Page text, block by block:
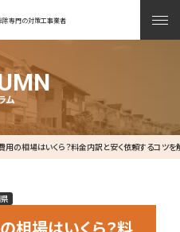
除専門の対策工事業者
ム
用の相場はいくら？料金内訳と安く依頼するコツを